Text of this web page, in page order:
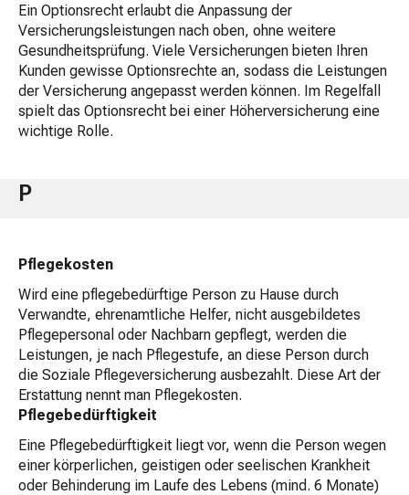
Ein Optionsrecht erlaubt die Anpassung der
Versicherungsleistungen nach oben, ohne weitere
Gesundheitsprüfung. Viele Versicherungen bieten Ihren
Kunden gewisse Optionsrechte an, sodass die Leistungen
der Versicherung angepasst werden können. Im Regelfall
spielt das Optionsrecht bei einer Höherversicherung eine
wichtige Rolle.
P
Pflegekosten
Wird eine pflegebedürftige Person zu Hause durch
Verwandte, ehrenamtliche Helfer, nicht ausgebildetes
Pflegepersonal oder Nachbarn gepflegt, werden die
Leistungen, je nach Pflegestufe, an diese Person durch
die Soziale Pflegeversicherung ausbezahlt. Diese Art der
Erstattung nennt man Pflegekosten.
Pflegebedürftigkeit
Eine Pflegebedürftigkeit liegt vor, wenn die Person wegen
einer körperlichen, geistigen oder seelischen Krankheit
oder Behinderung im Laufe des Lebens (mind. 6 Monate)